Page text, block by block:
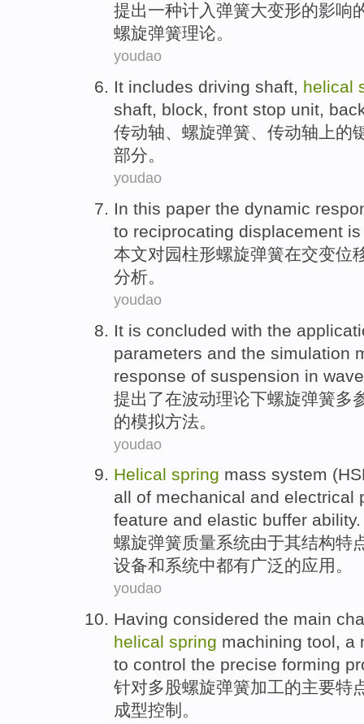
提出一种计入弹簧大变形的影响
螺旋弹簧理论。
youdao
It includes driving shaft, helical
shaft, block, front stop unit,
传动轴、 螺旋弹簧、 传动轴 上的
部分。
youdao
In this paper the dynamic
to reciprocating displacement
本文对园柱形螺旋弹簧在交变位
分析。
youdao
It is concluded with the
parameters and the simulation
response of suspension in wave
提出了在波动理论下螺旋弹簧多
的模拟方法。
youdao
Helical spring mass system
all of mechanical and electrical
feature and elastic buffer ability.
螺旋弹簧质量系统由于其结构特
设备和系统中都有广泛的应用。
youdao
Having considered the main
helical spring machining tool, a
to control the precise forming
针对多股螺旋弹簧加工的主要特
成型控制 。